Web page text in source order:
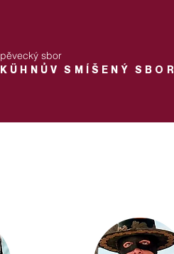
pěvecký sbor
KÜHNŮV SMÍŠENÝ SBOR